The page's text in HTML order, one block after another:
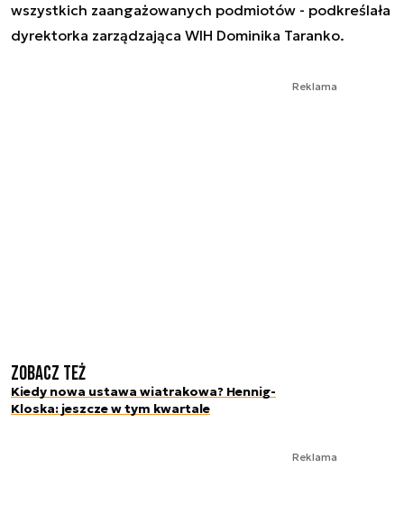
wszystkich zaangażowanych podmiotów - podkreślała
dyrektorka zarządzająca WIH Dominika Taranko.
Reklama
Zobacz też
Kiedy nowa ustawa wiatrakowa? Hennig-
Kloska: jeszcze w tym kwartale
Reklama